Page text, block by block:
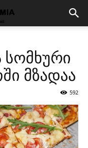
სომხური
მზადაა
592